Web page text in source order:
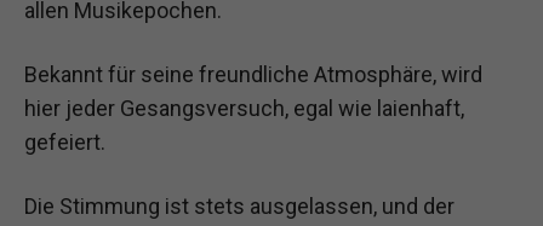
allen Musikepochen.
Bekannt für seine freundliche Atmosphäre, wird
hier jeder Gesangsversuch, egal wie laienhaft,
gefeiert.
Die Stimmung ist stets ausgelassen, und der